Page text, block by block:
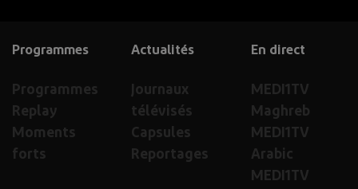
En direct
MEDI1TV
Maghreb
MEDI1TV
Arabic
MEDI1TV
Actualités
Journaux
télévisés
Capsules
Reportages
Programmes
Programmes
Replay
Moments
forts